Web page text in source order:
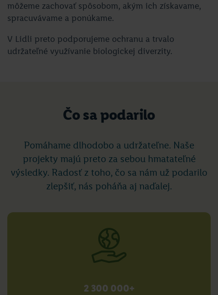
môžeme zachovať spôsobom, akým ich získavame,
spracuvávame a ponúkame.
V Lidli preto podporujeme ochranu a trvalo
udržateľné využívanie biologickej diverzity.
Čo sa podarilo
Pomáhame dlhodobo a udržateľne. Naše
projekty majú preto za sebou hmatateľné
výsledky. Radosť z toho, čo sa nám už podarilo
zlepšiť, nás poháňa aj naďalej.
2 300 000+